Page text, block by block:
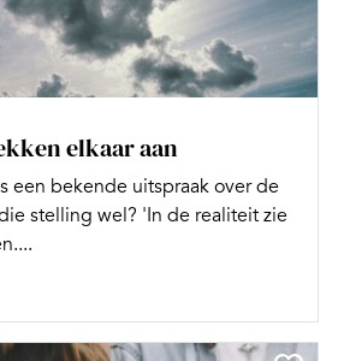
elkaar aan
een bekende uitspraak over de
stelling wel? 'In de realiteit zie